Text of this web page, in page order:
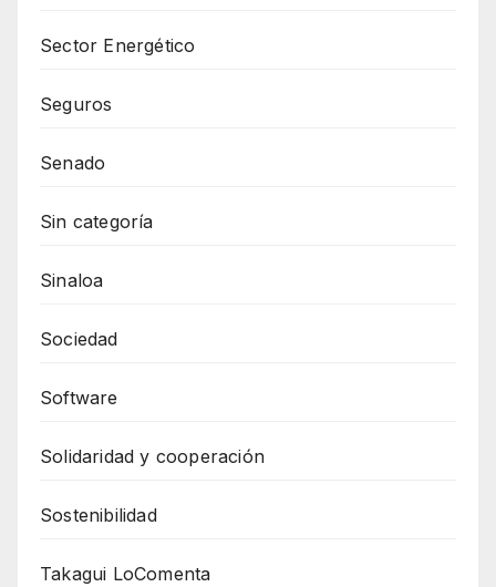
Sector Energético
Seguros
Senado
Sin categoría
Sinaloa
Sociedad
Software
Solidaridad y cooperación
Sostenibilidad
Takagui LoComenta